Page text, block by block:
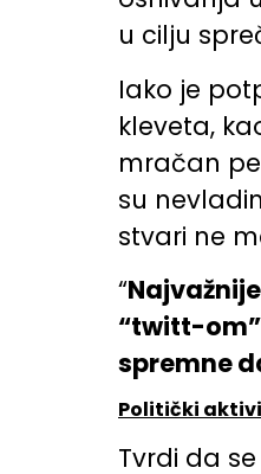
u cilju
Iako je
kleveta,
mračan
su
stvari ne
“
“twitt-om”
spremne
Politički
Tvrdi da